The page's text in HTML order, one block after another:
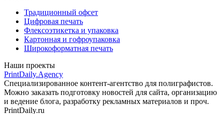
Традиционный офсет
Цифровая печать
Флексоэтикетка и упаковка
Картонная и гофроупаковка
Широкоформатная печать
Наши проекты
PrintDaily.Agency
Специализированное контент-агентство для полиграфистов.
Можно заказать подготовку новостей для сайта, организацию
и ведение блога, разработку рекламных материалов и проч.
PrintDaily.ru